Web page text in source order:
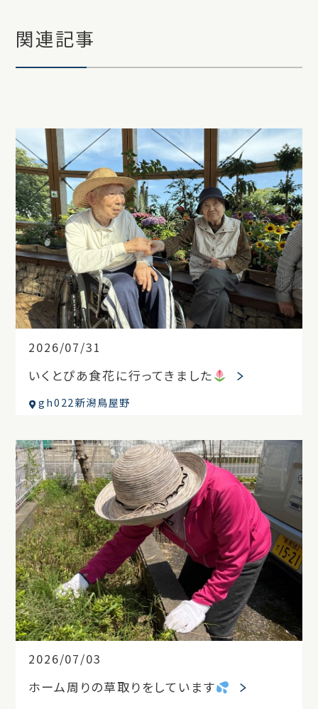
関連記事
2026/07/31
いくとぴあ食花に行ってきました
gh022新潟鳥屋野
2026/07/03
ホーム周りの草取りをしています